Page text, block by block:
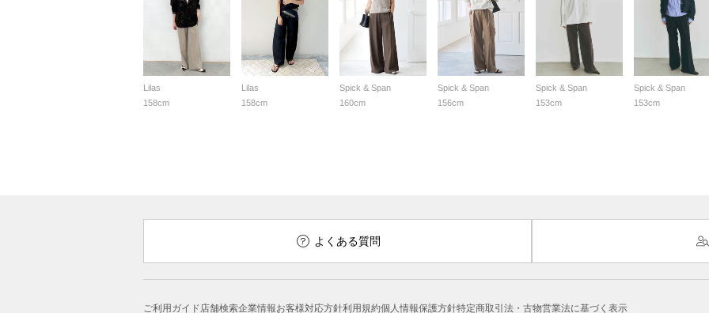
Lilas
158cm
Lilas
158cm
Spick & Span
160cm
Spick & Span
156cm
Spick & Span
153cm
Spick & Span
153cm
よくある質問
ご利用ガイド店舗検索企業情報お客様対応方針利用規約個人情報保護方針特定商取引法・古物営業法に基づく表示